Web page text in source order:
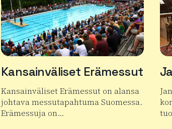
Kansainväliset Erämessut
Kansainväliset Erämessut on alansa
johtava messutapahtuma Suomessa.
Erämessuja on…